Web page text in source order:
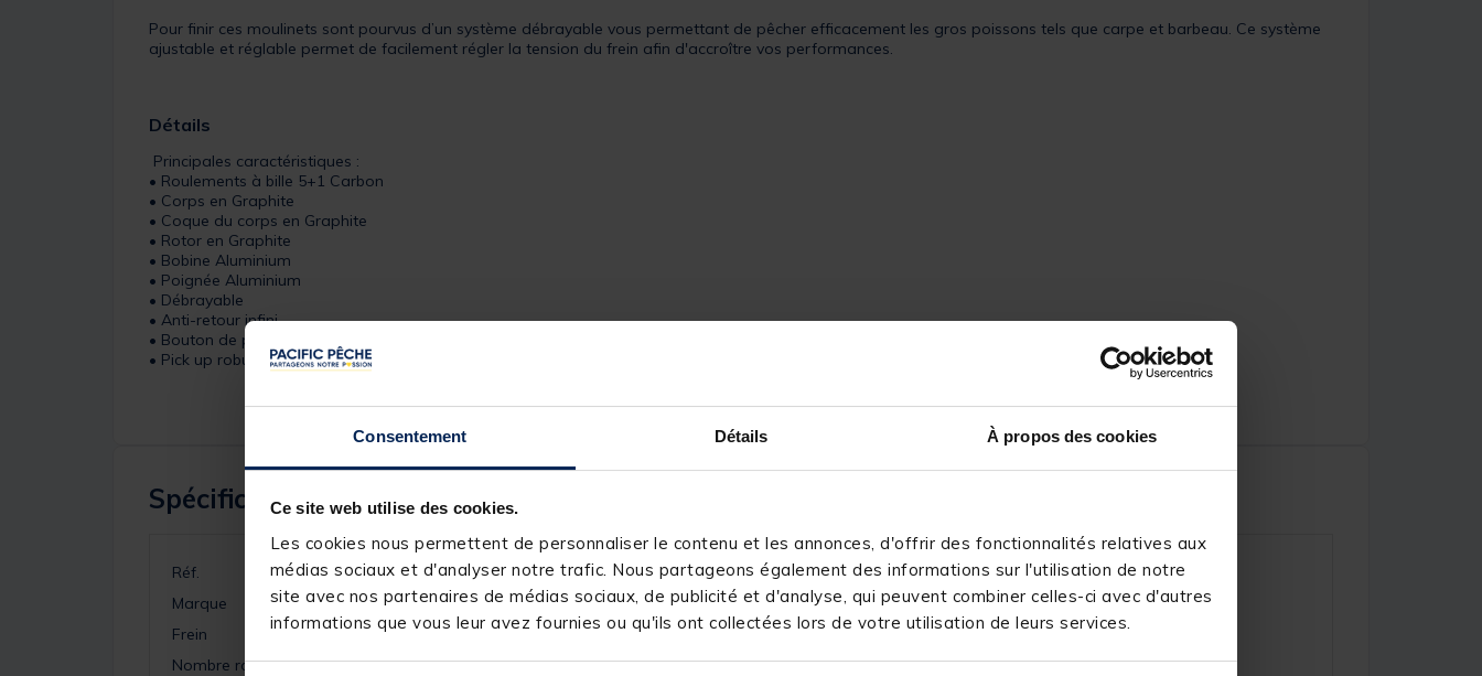
Consentement Détails À propos des cookies
Ce site web utilise des cookies.
Les cookies nous permettent de personnaliser le contenu et les annonces, d'offrir des fonctionnalités relatives aux
médias sociaux et d'analyser notre trafic. Nous partageons également des informations sur l'utilisation de notre
site avec nos partenaires de médias sociaux, de publicité et d'analyse, qui peuvent combiner celles-ci avec d'autres
informations que vous leur avez fournies ou qu'ils ont collectées lors de votre utilisation de leurs services.
Pour finir ces moulinets sont pourvus d’un système débrayable vous permettant de pêcher efficacement les gros poissons tels que carpe et barbeau. Ce système
ajustable et réglable permet de facilement régler la tension du frein afin d'accroître vos performances.
Détails
Principales caractéristiques :
• Roulements à bille 5+1 Carbon
• Corps en Graphite
• Coque du corps en Graphite
• Rotor en Graphite
• Bobine Aluminium
• Poignée Aluminium
• Débrayable
• Anti-retour infini
• Bouton de poignée en forme de T pourvu d’une finition « Soft touch »
• Pick up robuste et durable
Spécifications
Réf.
236936-1
Marque
GURU
Frein
7kg
Nombre roulements
5+1